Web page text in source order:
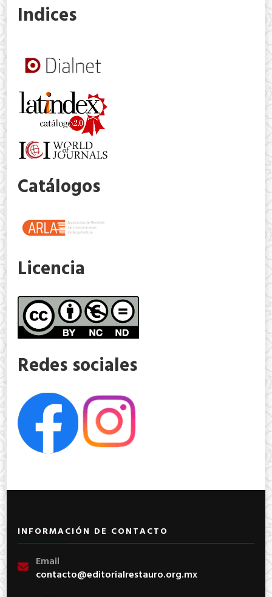
Indices
Catálogos
Licencia
Redes sociales
INFORMACIÓN DE CONTACTO
Email
contacto@editorialrestauro.org.mx